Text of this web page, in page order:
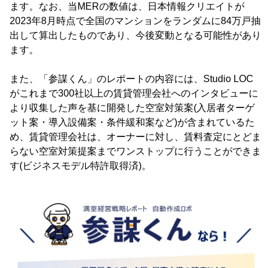
ます。なお、当MERの数値は、日本情報クリエイトが
2023年8月時点で全国のマンションをランダムに84万戸抽
出して算出したものであり、今後変動となる可能性があり
ます。
また、「参謀くん」のレポートの内容には、Studio LOC
がこれまで300社以上の賃貸管理会社へのインタビューに
より収集した声を基に開発した空室対策案(入居者ターゲ
ット案・導入設備案・条件緩和案など)が含まれているた
め、賃貸管理会社は、オーナーに対し、賃料査定にとどま
らない空室対策提案までワンストップに行うことができま
す(ビジネスモデル特許取得済)。